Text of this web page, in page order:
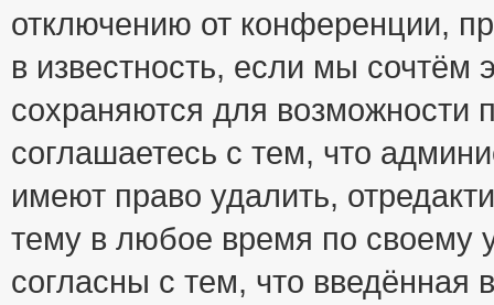
отключению от конференции,
в известность, если мы
сохраняются для возможности
соглашаетесь с тем, что
имеют право удалить,
тему в любое время по своему
согласны с тем, что